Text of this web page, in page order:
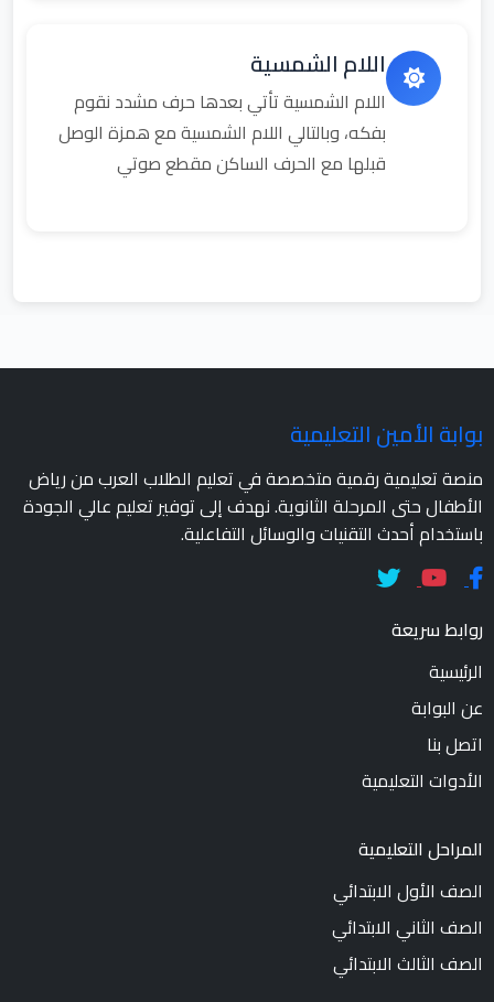
اللام الشمسية
اللام الشمسية تأتي بعدها حرف مشدد نقوم
بفكه، وبالتالي اللام الشمسية مع همزة الوصل
قبلها مع الحرف الساكن مقطع صوتي
بوابة الأمين التعليمية
منصة تعليمية رقمية متخصصة في تعليم الطلاب العرب من رياض
الأطفال حتى المرحلة الثانوية. نهدف إلى توفير تعليم عالي الجودة
باستخدام أحدث التقنيات والوسائل التفاعلية.
روابط سريعة
الرئيسية
عن البوابة
اتصل بنا
الأدوات التعليمية
المراحل التعليمية
الصف الأول الابتدائي
الصف الثاني الابتدائي
الصف الثالث الابتدائي